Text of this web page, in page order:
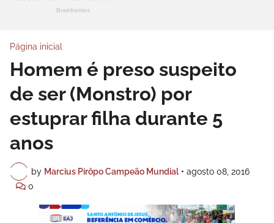
Página inicial
Homem é preso suspeito
de ser (Monstro) por
estuprar filha durante 5
anos
by Marcius Pirôpo Campeão Mundial • agosto 08, 2016
0